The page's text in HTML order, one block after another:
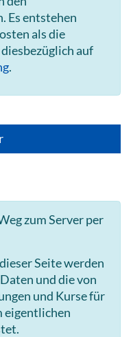
Es entstehen
als die
auf
.
zum Server per
Seite werden
und die von
und Kurse für
eigentlichen